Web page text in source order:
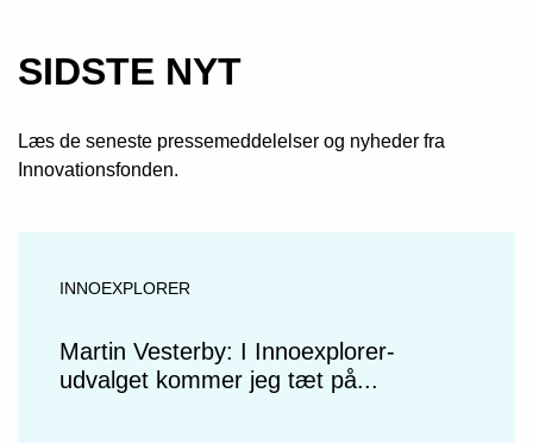
SIDSTE NYT
Læs de seneste pressemeddelelser og nyheder fra
Innovationsfonden.
INNOEXPLORER
Martin Vesterby: I Innoexplorer-
udvalget kommer jeg tæt på...